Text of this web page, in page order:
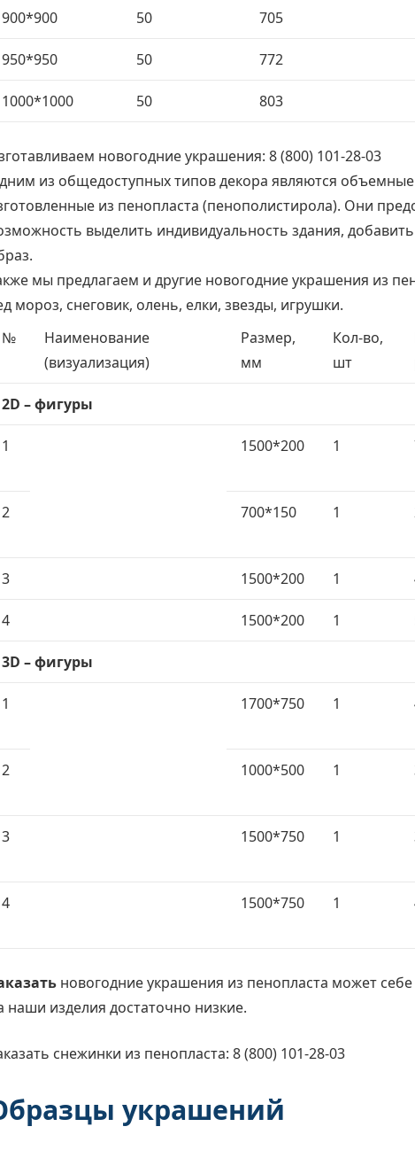
900*900 50 705
950*950 50 772
1000*1000 50 803
новогодние украшения: 8 (800) 101-28-03
из общедоступных типов декора являются
из пенопласта (пенополистирола). Они
выделить индивидуальность здания,
мы предлагаем и другие новогодние украшения из
мороз, снеговик, олень, елки, звезды, игрушки.
№
Наименование
(визуализация)
Размер,
мм
Кол-во,
шт
2D – фигуры
1 1500*200 1
2 700*150 1
3 1500*200 1
4 1500*200 1
3D – фигуры
1 1700*750 1
2 1000*500 1
3 1500*750 1
4 1500*750 1
новогодние украшения из пенопласта может
наши изделия достаточно низкие.
снежинки из пенопласта: 8 (800) 101-28-03
украшений